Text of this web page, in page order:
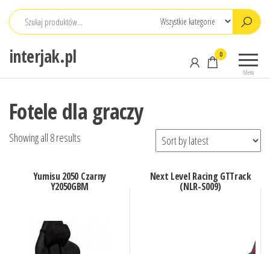
Przejdź
interjak.pl
Menu
0
Fotele dla graczy
Showing all 8 results
Yumisu 2050 Czarny
Y2050GBM
Next Level Racing GTTrack
(NLR-S009)